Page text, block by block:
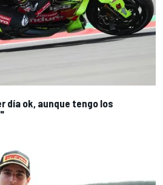
día ok, aunque tengo los